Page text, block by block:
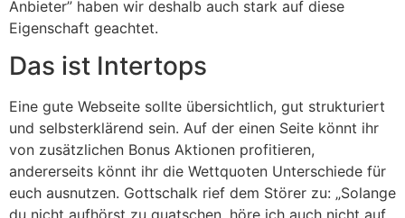
Anbieter” haben wir deshalb auch stark auf diese
Eigenschaft geachtet.
Das ist Intertops
Eine gute Webseite sollte übersichtlich, gut strukturiert
und selbsterklärend sein. Auf der einen Seite könnt ihr
von zusätzlichen Bonus Aktionen profitieren,
andererseits könnt ihr die Wettquoten Unterschiede für
euch ausnutzen. Gottschalk rief dem Störer zu: „Solange